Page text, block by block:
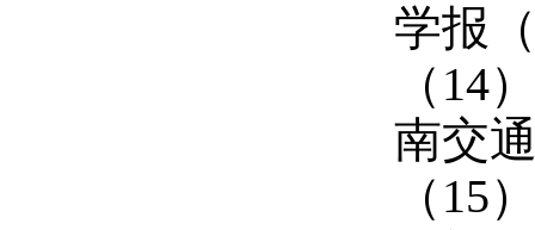
学报
（14
南交
（15